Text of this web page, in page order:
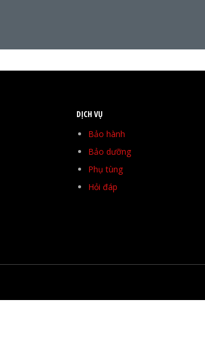
DỊCH VỤ
Bảo hành
Bảo dưỡng
Phụ tùng
Hỏi đáp